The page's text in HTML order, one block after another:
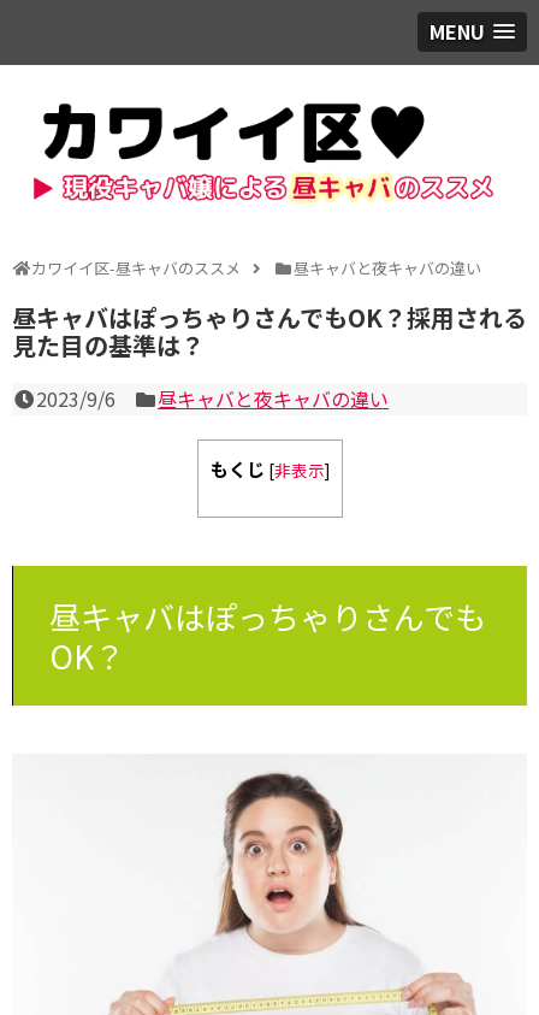
MENU
カワイイ区-昼キャバのススメ 昼キャバと夜キャバの違い
昼キャバはぽっちゃりさんでもOK？採用される
見た目の基準は？
2023/9/6 昼キャバと夜キャバの違い
もくじ [非表示]
昼キャバはぽっちゃりさんでも
OK？